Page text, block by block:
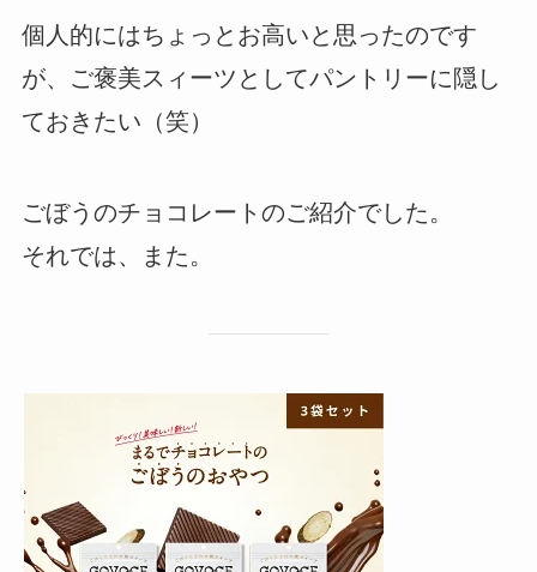
個人的にはちょっとお高いと思ったのです
が、ご褒美スィーツとしてパントリーに隠し
ておきたい（笑）
ごぼうのチョコレートのご紹介でした。
それでは、また。